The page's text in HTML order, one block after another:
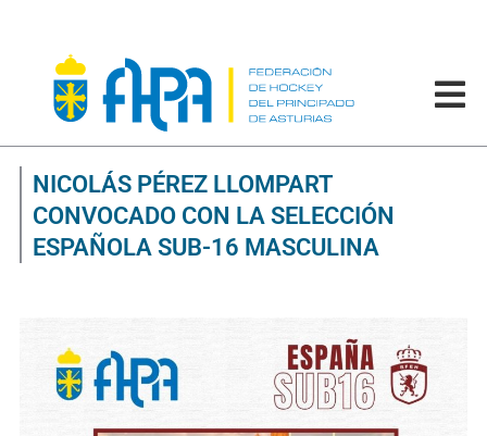
NICOLÁS PÉREZ LLOMPART
CONVOCADO CON LA SELECCIÓN
ESPAÑOLA SUB-16 MASCULINA